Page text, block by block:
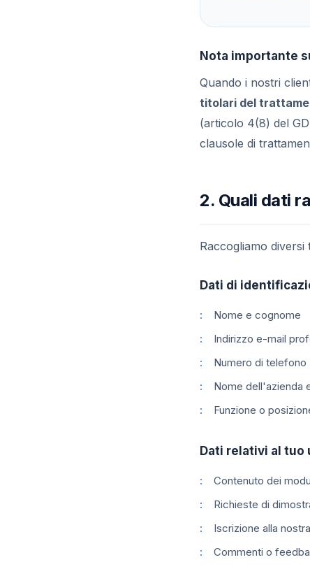
Nota importante
Quando i nostri
titolari del
(articolo 4(8) del
clausole di
2. Quali dati
Raccogliamo
Dati di
Nome e cognome
Indirizzo e-mail
Numero di
Nome dell'azienda
Funzione o
Dati relativi al tuo
Contenuto dei
Richieste di
Iscrizione alla
Commenti o